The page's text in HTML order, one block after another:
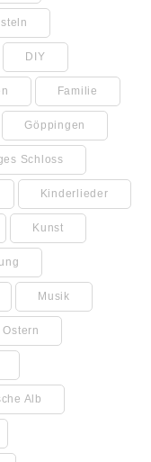
DIY
Familie
Göppingen
Schloss
Kinderlieder
Kunst
Musik
Ostern
Alb